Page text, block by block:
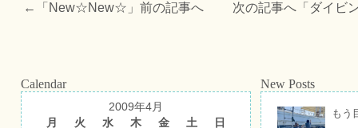
←「 New☆New☆ 」前の記事へ 次の記事へ「 ダイビ
Calendar
2009年4月
月
火 水 木 金 土 日
New Posts
もう